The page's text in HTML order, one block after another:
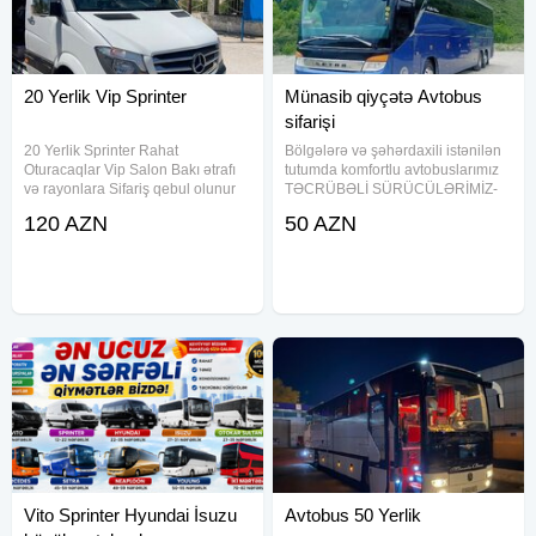
20 Yerlik Vip Sprinter
20 Yerlik Sprinter Rahat
Oturacaqlar Vip Salon Bakı ətrafı
və rayonlara Sifariş qebul olunur
120 AZN
Münasib qiyçətə Avtobus
sifarişi
Bölgələrə və şəhərdaxili istənilən
tutumda komfortlu avtobuslarımız
TƏCRÜBƏLİ SÜRÜCÜLƏRİMİZ-
avtobuslarda kondisioner və
50 AZN
Vito Sprinter Hyundai İsuzu
Avtobus 50 Yerlik